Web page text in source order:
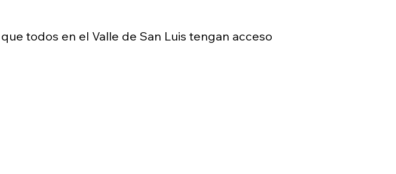
todos en el Valle de San Luis tengan acceso